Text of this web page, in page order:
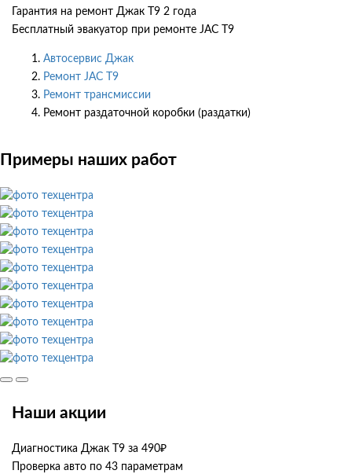
Гарантия на ремонт Джак Т9 2 года
Бесплатный эвакуатор при ремонте JAC T9
Автосервис Джак
Ремонт JAC T9
Ремонт трансмиссии
Ремонт раздаточной коробки (раздатки)
Примеры наших работ
Наши акции
Диагностика Джак Т9 за 490₽
Проверка авто по 43 параметрам